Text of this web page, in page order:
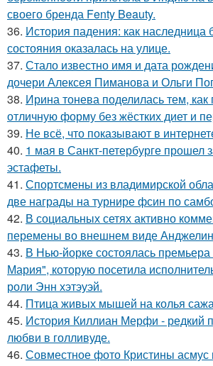
своего бренда Fenty Beauty.
36. История падения: как наследница
состояния оказалась на улице.
37. Стало известно имя и дата
дочери Алексея Пиманова и Ольги
38. Ирина тонева поделилась тем,
отличную форму без жёстких диет и
39. Не всё, что показывают в
40. 1 мая в Санкт-петербурге прошел
эстафеты.
41. Спортсмены из владимирской
две награды на турнире фсин по
42. В социальных сетях активно
перемены во внешнем виде
43. В Нью-йорке состоялась
Мария", которую посетила
роли Энн хэтэуэй.
44. Птица живых мышей на колья
45. История Киллиан Мерфи - редкий
любви в голливуде.
46. Совместное фото Кристины асмус